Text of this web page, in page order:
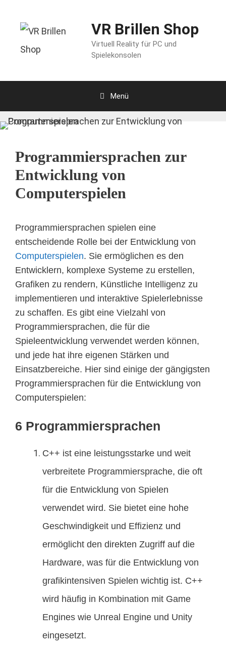
Inhalt
springen
VR Brillen Shop
Virtuell Reality für PC und
Spielekonsolen
Menü
Programmiersprachen zur
Entwicklung von
Computerspielen
Programmiersprachen spielen eine
entscheidende Rolle bei der Entwicklung von
Computerspielen. Sie ermöglichen es den
Entwicklern, komplexe Systeme zu erstellen,
Grafiken zu rendern, Künstliche Intelligenz zu
implementieren und interaktive Spielerlebnisse
zu schaffen. Es gibt eine Vielzahl von
Programmiersprachen, die für die
Spieleentwicklung verwendet werden können,
und jede hat ihre eigenen Stärken und
Einsatzbereiche. Hier sind einige der gängigsten
Programmiersprachen für die Entwicklung von
Computerspielen:
6 Programmiersprachen
C++ ist eine leistungsstarke und weit
verbreitete Programmiersprache, die oft
für die Entwicklung von Spielen
verwendet wird. Sie bietet eine hohe
Geschwindigkeit und Effizienz und
ermöglicht den direkten Zugriff auf die
Hardware, was für die Entwicklung von
grafikintensiven Spielen wichtig ist. C++
wird häufig in Kombination mit Game
Engines wie Unreal Engine und Unity
eingesetzt.